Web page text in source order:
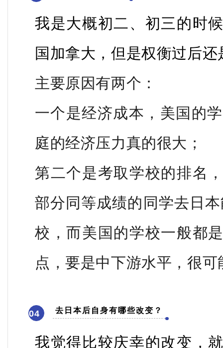
我是大概初二、初三的时
国加拿大，但是权衡过后
主要原因有两个：
一个是经济成本，美国的
庭的经济压力真的很大；
第二个是考取学校的排名
部分同等成绩的同学去日
校，而美国的学校一般都
点，要是中下游水平，很
04 去日本后自身有哪些改变？
我觉得比较庆幸的改变，